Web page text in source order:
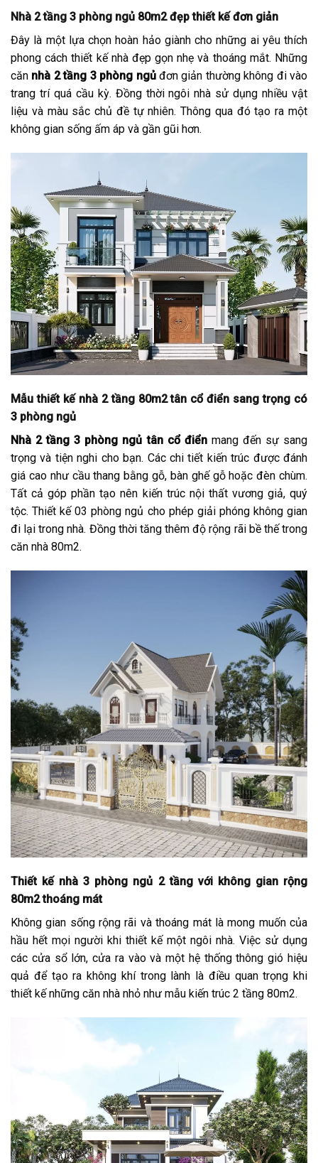
Nhà 2 tầng 3 phòng ngủ 80m2 đẹp thiết kế đơn giản
Đây là một lựa chọn hoàn hảo giành cho những ai yêu thích
phong cách thiết kế nhà đẹp gọn nhẹ và thoáng mắt. Những
căn nhà 2 tầng 3 phòng ngủđơn giản thường không đi vào
trang trí quá cầu kỳ. Đồng thời ngôi nhà sử dụng nhiều vật
liệu và màu sắc chủ đề tự nhiên. Thông qua đó tạo ra một
không gian sống ấm áp và gần gũi hơn.
Mẫu thiết kế nhà 2 tầng 80m2 tân cổ điển sang trọng có
3 phòng ngủ
Nhà 2 tầng 3 phòng ngủ tân cổ điểnmang đến sự sang
trọng và tiện nghi cho bạn. Các chi tiết kiến trúc được đánh
giá cao như cầu thang bằng gỗ, bàn ghế gỗ hoặc đèn chùm.
Tất cả góp phần tạo nên kiến trúc nội thất vương giả, quý
tộc. Thiết kế 03 phòng ngủ cho phép giải phóng không gian
đi lại trong nhà. Đồng thời tăng thêm độ rộng rãi bề thế trong
căn nhà 80m2.
Thiết kế nhà 3 phòng ngủ 2 tầng với không gian rộng
80m2 thoáng mát
Không gian sống rộng rãi và thoáng mát là mong muốn của
hầu hết mọi người khi thiết kế một ngôi nhà. Việc sử dụng
các cửa sổ lớn, cửa ra vào và một hệ thống thông gió hiệu
quả để tạo ra không khí trong lành là điều quan trọng khi
thiết kế những căn nhà nhỏ như mẫu kiến trúc 2 tầng 80m2.